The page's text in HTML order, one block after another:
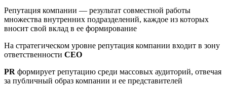
Репутация компании — результат совместной работы
множества внутренних подразделений, каждое из которых
вносит свой вклад в ее формирование
На стратегическом уровне репутация компании входит в зону
ответственности CEO
PR формирует репутацию среди массовых аудиторий, отвечая
за публичный образ компании и ее представителей